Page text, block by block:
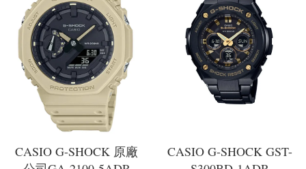
CASIO G-SHOCK 原廠
CASIO G-SHOCK GST-